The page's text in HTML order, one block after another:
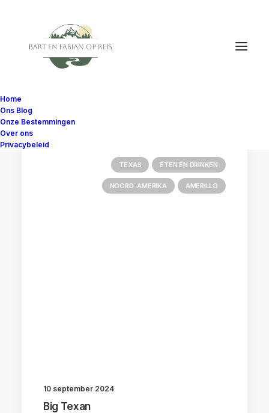
Home
Ons Blog
Onze Bestemmingen
Over ons
Privacybeleid
TEXAS ETEN EN DRINKEN
NOORD-AMERIKA AMERILLO
10 september 2024
Big Texan